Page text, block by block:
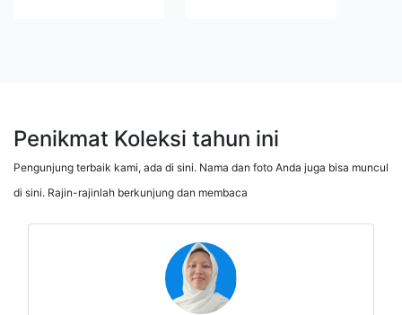
Penikmat Koleksi tahun ini
Pengunjung terbaik kami, ada di sini. Nama dan foto Anda juga bisa muncul
di sini. Rajin-rajinlah berkunjung dan membaca